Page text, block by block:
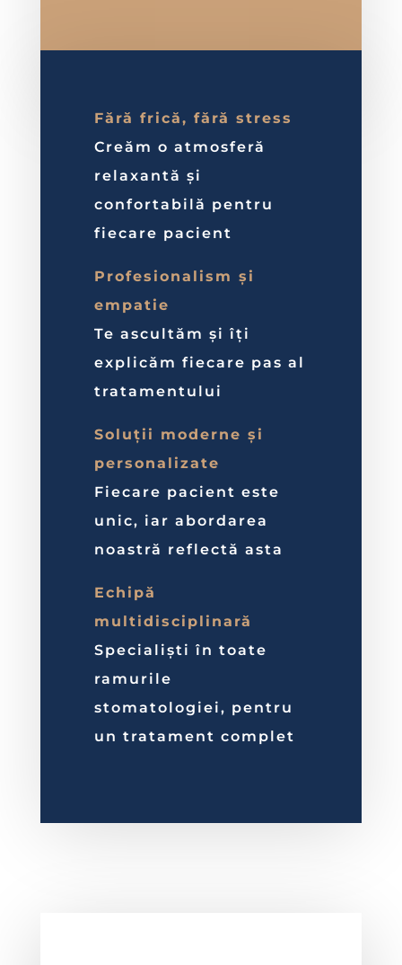
Fără frică, fără stress
Creăm o atmosferă
relaxantă și
confortabilă pentru
fiecare pacient
Profesionalism și
empatie
Te ascultăm și îți
explicăm fiecare pas al
tratamentului
Soluții moderne și
personalizate
Fiecare pacient este
unic, iar abordarea
noastră reflectă asta
Echipă
multidisciplinară
Specialiști în toate
ramurile
stomatologiei, pentru
un tratament complet